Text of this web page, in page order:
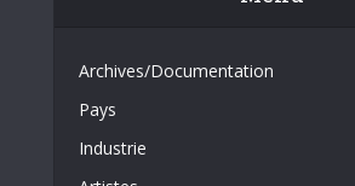
Archives/Documentation
Pays
Industrie